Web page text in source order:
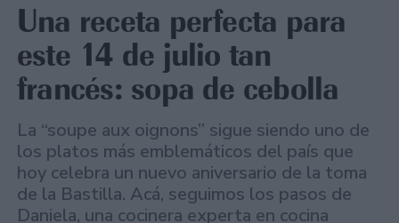
Una receta perfecta para
este 14 de julio tan
francés: sopa de cebolla
La “soupe aux oignons” sigue siendo uno de
los platos más emblemáticos del país que
hoy celebra un nuevo aniversario de la toma
de la Bastilla. Acá, seguimos los pasos de
Daniela, una cocinera experta en cocina